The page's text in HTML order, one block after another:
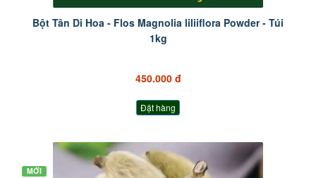
Bột Tân Di Hoa - Flos Magnolia liliiflora Powder - Túi
1kg
450.000 đ
Đặt hàng
MỚI